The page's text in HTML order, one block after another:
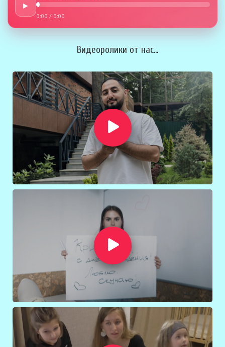
►
0:00 / 0:00
Видеоролики от нас...